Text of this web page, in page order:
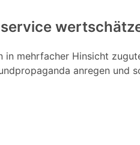
in mehrfacher Hinsicht
anregen und